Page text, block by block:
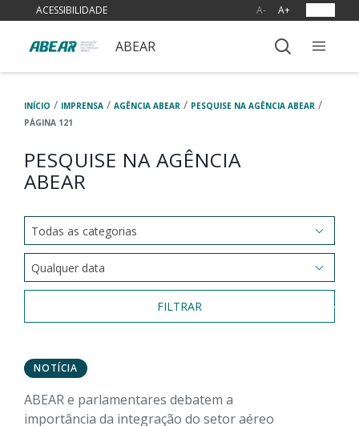
ACESSIBILIDADE A- A+
ABEAR
INÍCIO / IMPRENSA / AGÊNCIA ABEAR / PESQUISE NA AGÊNCIA ABEAR /
PÁGINA 121
PESQUISE NA AGÊNCIA
ABEAR
FILTRAR
NOTÍCIA
ABEAR e parlamentares debatem a
importância da integração do setor aéreo